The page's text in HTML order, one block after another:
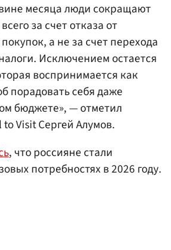
месяца люди сокращают
за счет отказа от
а не за счет перехода
Исключением остается
воспринимается как
порадовать себя даже
бюджете», — отметил
Visit Сергей Алумов.
, что россияне стали
потребностях в 2026 году.